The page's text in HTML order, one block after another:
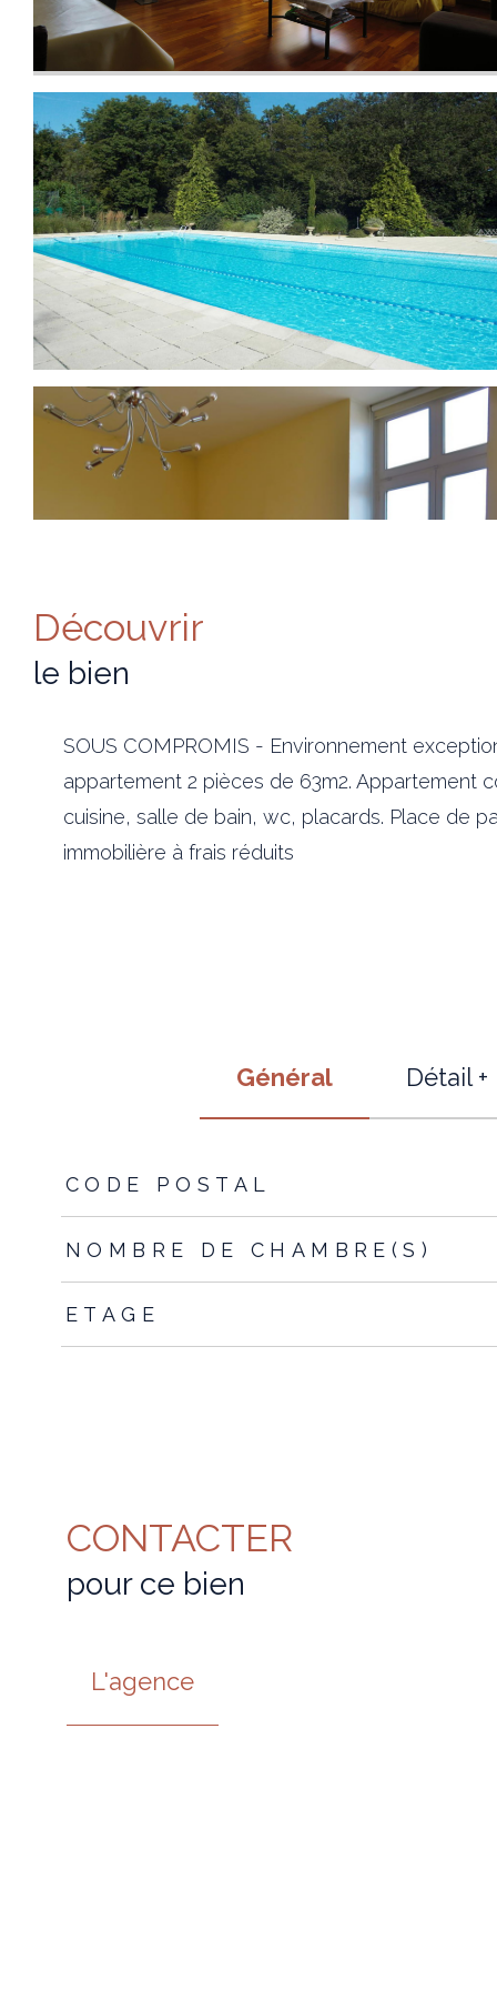
découvrir
le bien
SOUS COMPROMIS - Environnement
appartement 2 pièces de 63m2. Appartement
cuisine, salle de bain, wc, placards. Place de
immobilière à frais réduits
Général Détail +
TRAD_ZEPHYR_Caracteristique
CODE POSTAL
NOMBRE DE CHAMBRE(S)
ETAGE
CONTACTER
pour ce bien
L'agence